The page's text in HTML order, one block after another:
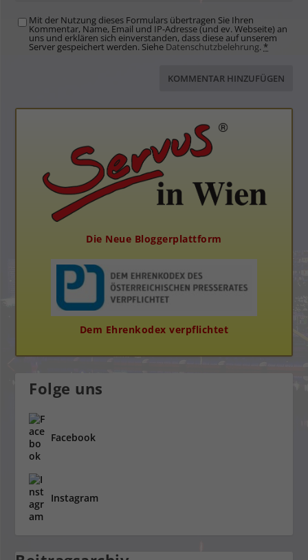
Mit der Nutzung dieses Formulars übertragen Sie Ihren
Kommentar, Name, Email und IP-Adresse (und ev. Webseite) an
uns und erklären sich einverstanden, dass diese auf unserem
Server gespeichert werden. Siehe Datenschutzbelehrung.*
Die Neue Bloggerplattform
Dem Ehrenkodex verpflichtet
Folge uns
Facebook
Instagram